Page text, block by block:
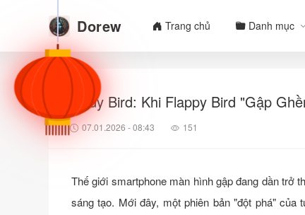
Dorew Trang chủ Danh mục
Foldy Bird: Khi Flappy Bird "Gập
07.01.2026 - 08:43 151
Thế giới smartphone màn hình gập đang dần trở
sáng tạo. Mới đây, một phiên bản "đột phá" của